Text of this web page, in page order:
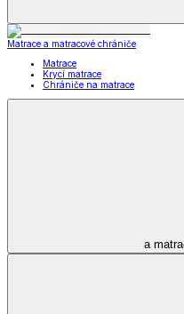
Matrace a matracové chrániče
Matrace
Krycí matrace
Chrániče na matrace
a